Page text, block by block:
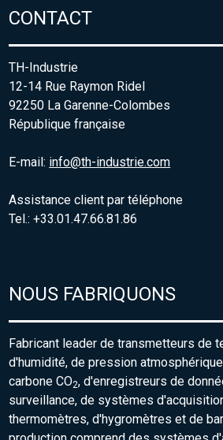
CONTACT
TH-Industrie
12-14 Rue Raymon Ridel
92250 La Garenne-Colombes
République française
E-mail: info@th-industrie.com
Assistance client par téléphone
Tel.: +33.01.47.66.81.86
NOUS FABRIQUONS
Fabricant leader de transmetteurs de
d'humidité, de pression
carbone CO2, d'enregistreurs de
surveillance, de systèmes
thermomètres, d'hygromètres et de